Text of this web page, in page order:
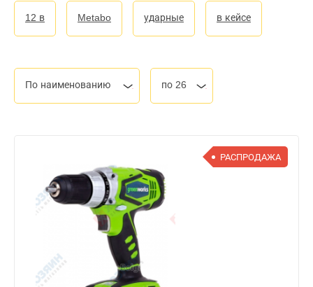
12 в Metabo ударные в кейсе
По наименованию по 26
РАСПРОДАЖА